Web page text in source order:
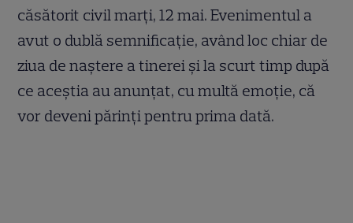
căsătorit civil marți, 12 mai. Evenimentul a
avut o dublă semnificație, având loc chiar de
ziua de naștere a tinerei și la scurt timp după
ce aceștia au anunțat, cu multă emoție, că
vor deveni părinți pentru prima dată.